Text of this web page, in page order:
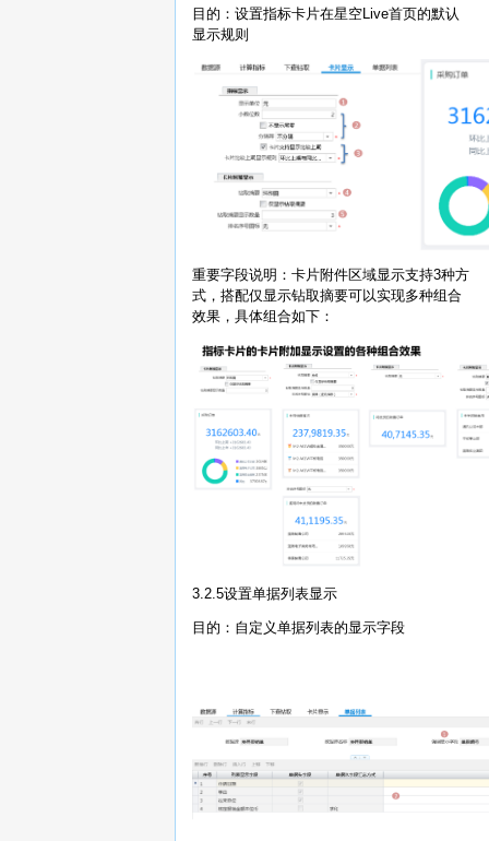
目的：设置指标卡片在星空Live首页的默认
显示规则
重要字段说明：卡片附件区域显示支持3种方
式，搭配仅显示钻取摘要可以实现多种组合
效果，具体组合如下：
3.2.5设置单据列表显示
目的：自定义单据列表的显示字段